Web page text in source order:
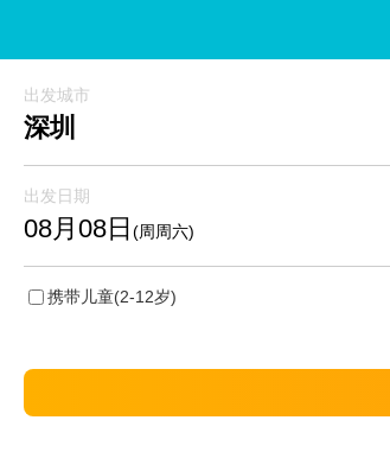
出发城市
深圳
出发日期
08月08日 (周周六)
携带儿童(2-12岁)